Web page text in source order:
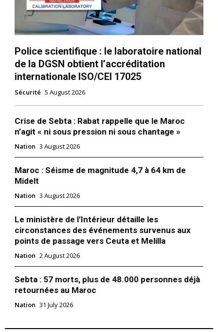
Police scientifique : le laboratoire national
de la DGSN obtient l’accréditation
internationale ISO/CEI 17025
Sécurité 5 August 2026
Crise de Sebta : Rabat rappelle que le Maroc
n’agit « ni sous pression ni sous chantage »
Nation 3 August 2026
Maroc : Séisme de magnitude 4,7 à 64 km de
Midelt
Nation 3 August 2026
Le ministère de l’Intérieur détaille les
circonstances des événements survenus aux
points de passage vers Ceuta et Melilla
Nation 2 August 2026
Sebta : 57 morts, plus de 48.000 personnes déjà
retournées au Maroc
Nation 31 July 2026